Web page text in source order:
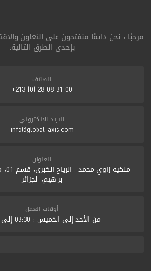
مرحبًا ، نحن دائمًا منفتحون على التعاون
بإحدى الطرق التالية:
الهاتف
00 31 08 28 (0) 213+
البريد الإلكتروني
info@global-axis.com
العنوان
براهيم، الجزائر
أوقات العمل
من الأحد إلى الخميس : 08:30 إلى 17:00